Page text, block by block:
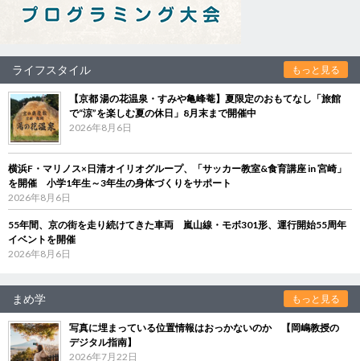
ライフスタイル もっと見る
【京都 湯の花温泉・すみや亀峰菴】夏限定のおもてなし「旅館
で“涼”を楽しむ夏の休日」8月末まで開催中
2026年8月6日
横浜F・マリノス×日清オイリオグループ、「サッカー教室&食育講座 in 宮崎」
を開催 小学1年生～3年生の身体づくりをサポート
2026年8月6日
55年間、京の街を走り続けてきた車両 嵐山線・モボ301形、運行開始55周年
イベントを開催
2026年8月6日
まめ学 もっと見る
写真に埋まっている位置情報はおっかないのか 【岡嶋教授の
デジタル指南】
2026年7月22日